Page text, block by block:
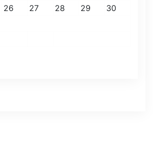
26 27 28 29
30